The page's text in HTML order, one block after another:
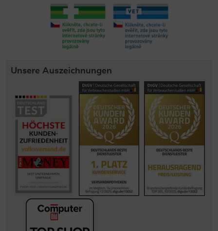
Unsere Auszeichnungen